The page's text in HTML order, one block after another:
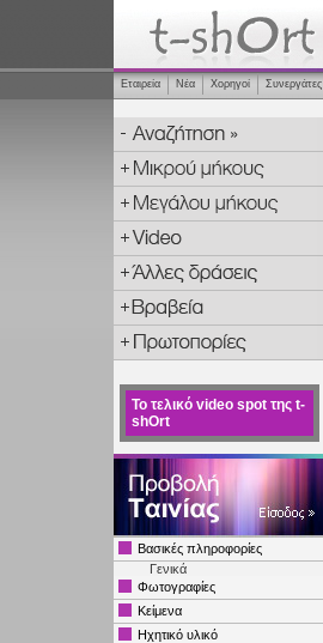
Εταιρεία Νέα Χορηγοί Συνεργάτες
Το τελικό video spot της t-
shOrt
Βασικές πληροφορίες
Γενικά
Φωτογραφίες
Κείμενα
Ηχητικό υλικό